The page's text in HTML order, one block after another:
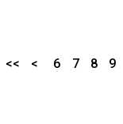
<< < 6 7 8 9